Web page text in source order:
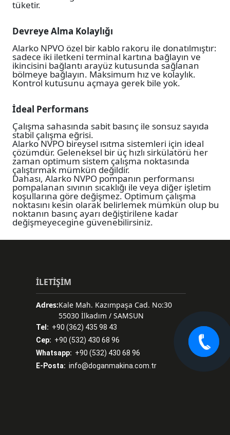
tüketir.
Devreye Alma Kolaylığı
Alarko NPVO özel bir kablo rakoru ile donatılmıştır:
sadece iki iletkeni terminal kartına bağlayın ve
ikincisini bağlantı arayüz kutusunda sağlanan
bölmeye bağlayın. Maksimum hız ve kolaylık.
Kontrol kutusunu açmaya gerek bile yok.
İdeal Performans
Çalışma sahasında sabit basınç ile sonsuz sayıda
stabil çalışma eğrisi.
Alarko NVPO bireysel ısıtma sistemleri için ideal
çözümdür. Geleneksel bir üç hızlı sirkülatörü her
zaman optimum sistem çalışma noktasında
çalıştırmak mümkün değildir.
Dahası, Alarko NVPO pompanın performansı
pompalanan sıvının sıcaklığı ile veya diğer işletim
koşullarına göre değişmez. Optimum çalışma
noktasını kesin olarak belirlemek mümkün olup bu
noktanın basınç ayarı değiştirilene kadar
değişmeyecegine güvenebilirsiniz.
İLETİŞİM
Adres:Kale Mah. Kazımpaşa Cad. No:30
55030 İlkadım / SAMSUN
Tel: +90 (362) 435 98 43
Cep: +90 (532) 430 68 96
Whatsapp: +90 (532) 430 68 96
E-Posta:info@doganmakina.com.tr